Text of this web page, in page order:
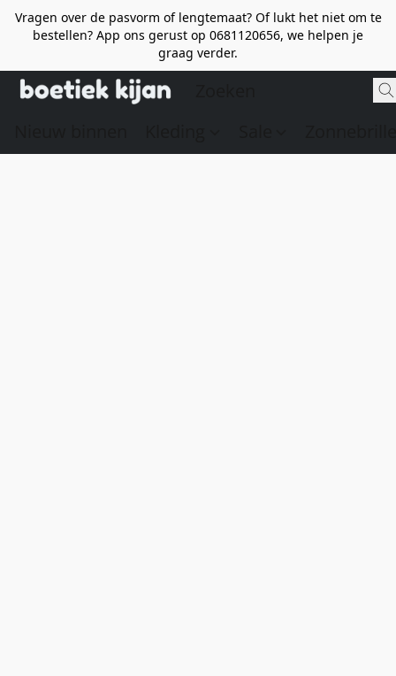
Vragen over de pasvorm of lengtemaat? Of lukt het niet om te
bestellen? App ons gerust op 0681120656, we helpen je
graag verder.